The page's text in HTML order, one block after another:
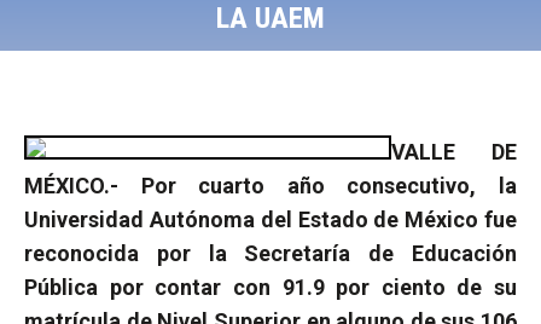
LA UAEM
VALLE DE
MÉXICO.- Por cuarto año consecutivo, l a
Universidad Autónomadel Estado de México fue
reconocida por la Secretaría de Educación
Pública por contar con 91.9 por ciento de su